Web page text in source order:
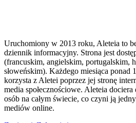
Uruchomiony w 2013 roku, Aleteia to
dziennik informacyjny. Strona jest
(francuskim, angielskim, portugalskim,
słoweńskim). Każdego miesiąca
korzysta z Aletei poprzez jej stronę
media społecznościowe. Aleteia
osób na całym świecie, co czyni ją
mediów online.